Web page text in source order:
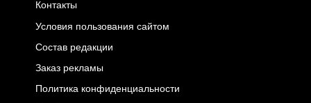
Контакты
Условия пользования сайтом
Состав редакции
Заказ рекламы
Политика конфиденциальности